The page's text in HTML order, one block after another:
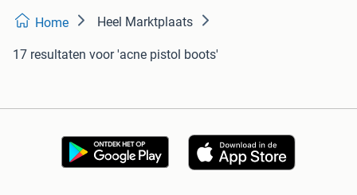
Home Heel Marktplaats
17 resultaten voor 'acne pistol boots'